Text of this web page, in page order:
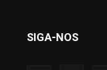
SIGA-NOS